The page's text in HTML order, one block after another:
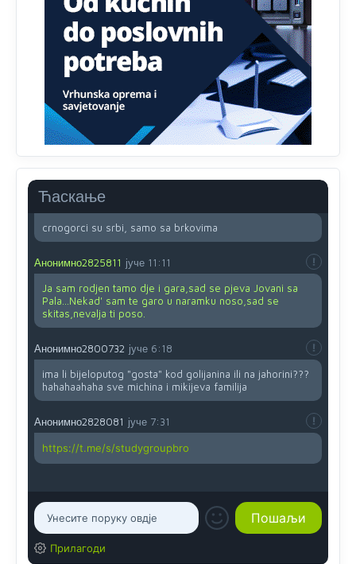
Ћаскање
su u pitanju starije osobe, osobe sa slabijim vidom ili
drhtavom rukom
Анонимно2819033 8/8/2026
Yes,nekada je bila corava kutija za IZBORE a danas su
coravi biraci.
Анонимно2553747 8/8/2026 2:53
muvjerujem.tekmi je 50 godina.
Анонимно2800732
crnogorci su srbi, samo sa brkovima
Анонимно2825811 јуче 11:11
Ja sam rodjen tamo dje i gara,sad se pjeva Jovani sa
Pala...Nekad' sam te garo u naramku noso,sad se
skitas,nevalja ti poso.
Анонимно2800732 јуче 6:18
ima li bijeloputog "gosta" kod golijanina ili na jahorini???
hahahaahaha sve michina i mikijeva familija
Анонимно2828081 јуче 7:31
https://t.me/s/studygroupbro
Прилагоди